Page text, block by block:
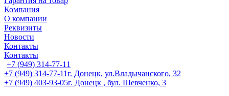
Компания
О компании
Реквизиты
Новости
Контакты
Контакты
+7 (949) 314-77-11
+7 (949) 314-77-11г. Донецк, ул.Владычанского, 32
+7 (949) 403-93-05г. Донецк , бул. Шевченко, 3